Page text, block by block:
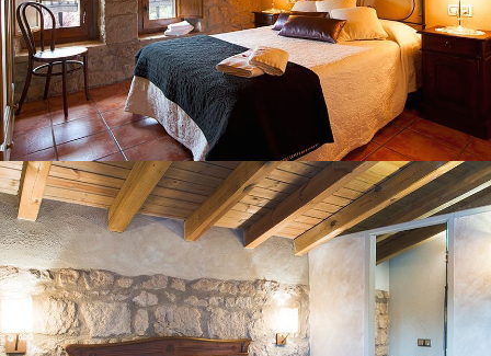
HABITACIÓ 6